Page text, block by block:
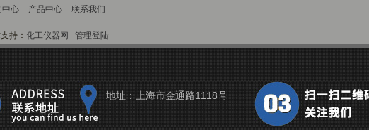
中心 产品中心 联系我们
持： 化工仪器网 管理登陆
地址：上海市金通路1118号